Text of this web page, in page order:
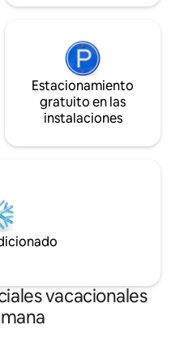
Estacionamiento
gratuito en las
instalaciones
vacacionales